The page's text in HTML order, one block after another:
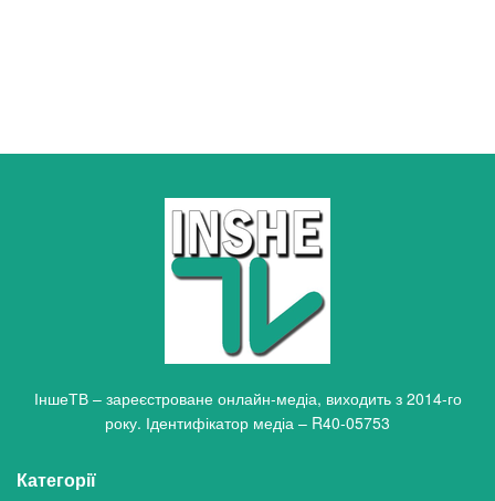
ІншеТВ – зареєстроване онлайн-медіа, виходить з 2014-го
року. Ідентифікатор медіа – R40-05753
Категорії